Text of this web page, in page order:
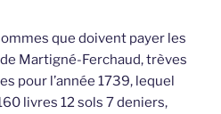
que doivent payer les
Martigné-Ferchaud, trèves
pour l’année 1739, lequel
livres 12 sols 7 deniers,